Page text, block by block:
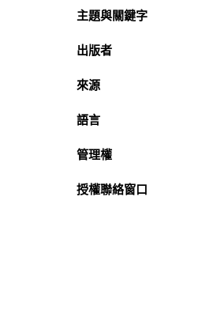
主題與關鍵字
出版者
來源
語言
管理權
授權聯絡窗口